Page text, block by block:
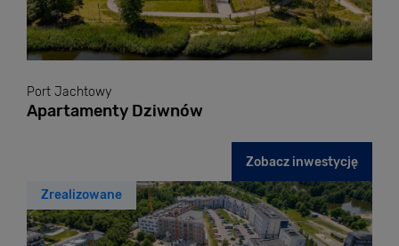
Port Jachtowy
Apartamenty Dziwnów
Zobacz inwestycję
Zrealizowane